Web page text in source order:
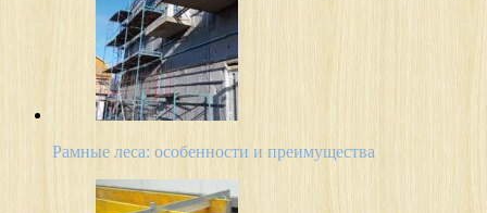
Рамные леса: особенности и преимущества